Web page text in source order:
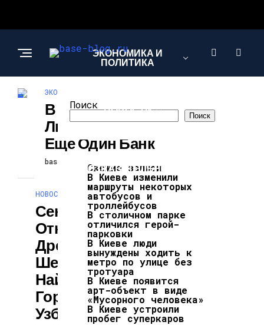
ЭКОНОМИКА И
ПОЛИТИКА
НОВОСТИ
ПОЗНАВАТЕЛЬНОЕ
ЭКОНОМИКА И ПОЛИТИКА
В Украине
Ликвидировали
Еще Один Банк
baseblog
НОВОСТИ
Сенсационное
Открытие:
Древние Города
Шелкового Пути
Найдены В
Горах
Узбекистана
Поиск
Поиск
Свежие записи
В Киеве изменили
маршруты некоторых
автобусов и
троллейбусов
В столичном парке
отличился герой-
парковки
В Киеве люди
вынуждены ходить к
метро по улице без
тротуара
В Киеве появится
арт-объект в виде
«Мусорного человека»
В Киеве устроили
пробег суперкаров